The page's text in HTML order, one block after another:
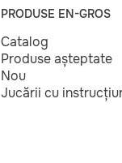
PRODUSE EN-GROS
Catalog
Produse așteptate
Nou
Jucării cu